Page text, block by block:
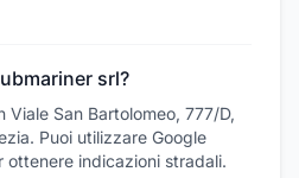
srl?
Viale San Bartolomeo, 777/D,
Puoi utilizzare Google
indicazioni stradali.